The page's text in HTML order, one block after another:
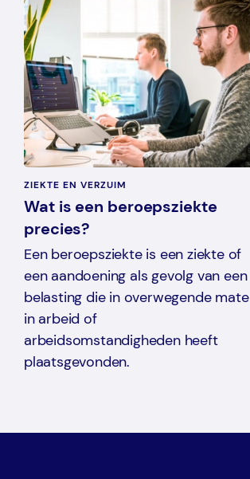
ZIEKTE EN VERZUIM
Wat is een beroepsziekte
precies?
Een beroepsziekte is een ziekte of
een aandoening als gevolg van een
belasting die in overwegende mate
in arbeid of
arbeidsomstandigheden heeft
plaatsgevonden.